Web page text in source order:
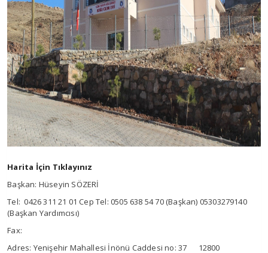
Harita İçin Tıklayınız
Başkan: Hüseyin SÖZERİ
Tel: 0426 311 21 01 Cep Tel: 0505 638 54 70 (Başkan) 05303279140
(Başkan Yardımcısı)
Fax:
Adres: Yenişehir Mahallesi İnönü Caddesi no: 37 12800